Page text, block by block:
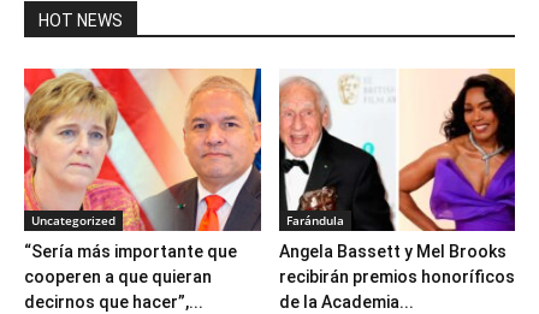
HOT NEWS
Uncategorized
“Sería más importante que
cooperen a que quieran
decirnos que hacer”,...
Farándula
Angela Bassett y Mel Brooks
recibirán premios honoríficos
de la Academia...